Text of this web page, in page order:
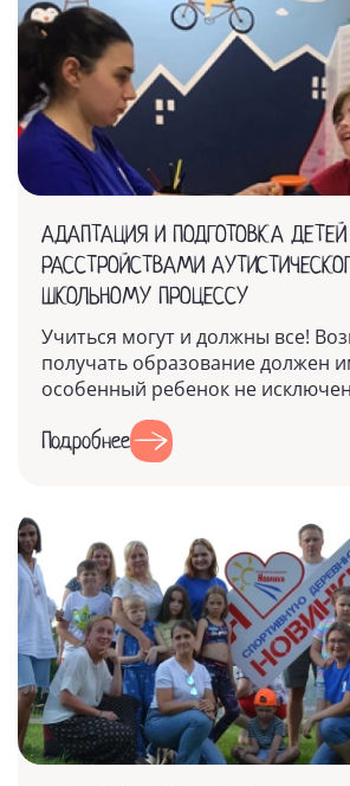
АДАПТАЦИЯ И ПОДГОТОВКА
РАССТРОЙСТВАМИ
ШКОЛЬНОМУ ПРОЦЕССУ
Учиться могут и должны все!
получать образование должен
особенный ребенок не
Поступление в первый класс
Подробнее